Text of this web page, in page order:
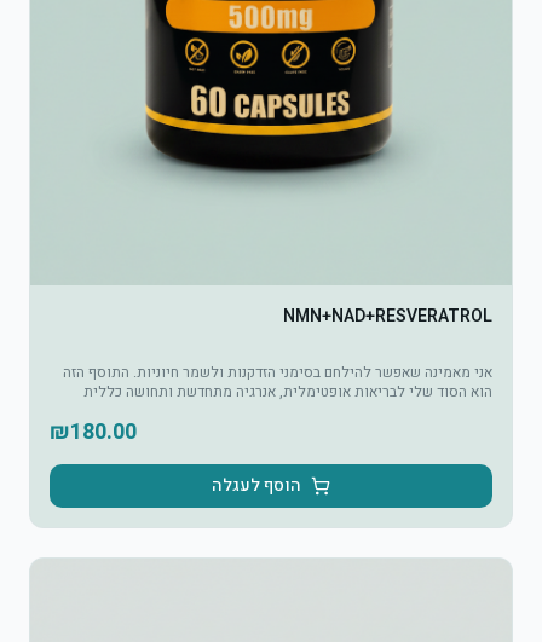
NMN+NAD+RESVERATROL
אני מאמינה שאפשר להילחם בסימני הזדקנות ולשמר חיוניות. התוסף הזה
הוא הסוד שלי לבריאות אופטימלית, אנרגיה מתחדשת ותחושה כללית
₪180.00
הוסף לעגלה